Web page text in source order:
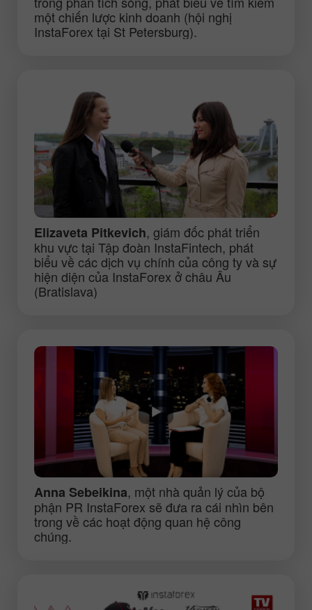
một chiến lược kinh doanh (hội nghị
InstaForex tại St Petersburg).
Elizaveta Pitkevich, giám đốc phát triển
khu vực tại Tập đoàn InstaFintech, phát
biểu về các dịch vụ chính của công ty và sự
hiện diện của InstaForex ở châu Âu
(Bratislava)
Anna Sebeikina, một nhà quản lý của bộ
phận PR InstaForex sẽ đưa ra cái nhìn bên
trong về các hoạt động quan hệ công
chúng.